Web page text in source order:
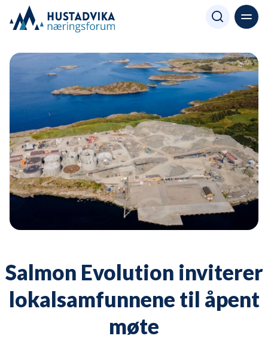
Salmon Evolution inviterer
lokalsamfunnene til åpent
møte